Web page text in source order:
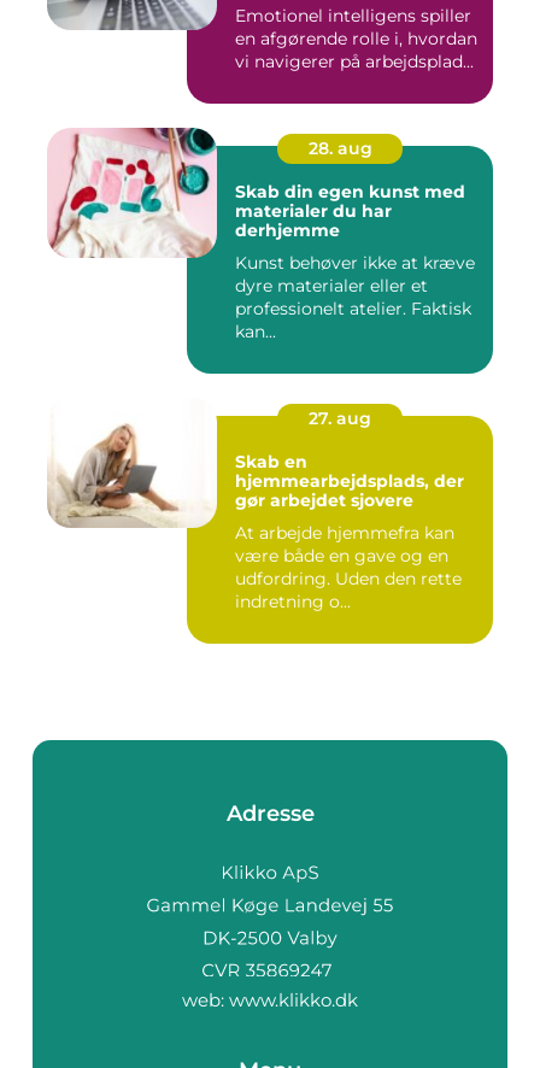
Emotionel intelligens spiller
en afgørende rolle i, hvordan
vi navigerer på arbejdsplad...
28. aug
Skab din egen kunst med
materialer du har
derhjemme
Kunst behøver ikke at kræve
dyre materialer eller et
professionelt atelier. Faktisk
kan...
27. aug
Skab en
hjemmearbejdsplads, der
gør arbejdet sjovere
At arbejde hjemmefra kan
være både en gave og en
udfordring. Uden den rette
indretning o...
Adresse
web: www.klikko.dk